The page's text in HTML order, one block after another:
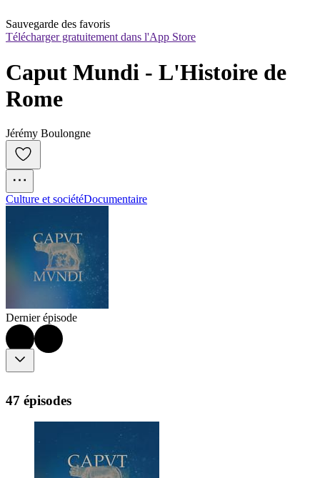
Sauvegarde des favoris
Télécharger gratuitement dans l'App Store
Caput Mundi - L'Histoire de
Rome
Jérémy Boulongne
Culture et sociétéDocumentaire
Dernier épisode
47 épisodes